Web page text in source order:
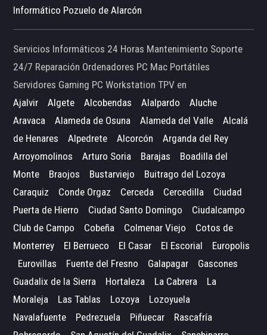
Informático Pozuelo de Alarcón
Servicios Informáticos 24 Horas Mantenimiento Soporte
24/7 Reparación Ordenadores PC Mac Portátiles
Servidores Gaming PC Workstation TPV en
Ajalvir
Algete Alcobendas Alalpardo
Aluche
Aravaca
Alameda de Osuna Alameda del Valle
Alcalá
de Henares
Alpedrete Alcorcón
Arganda del Rey
Arroyomolinos
Arturo Soria Barajas
Boadilla del
Monte
Braojos Bustarviejo
Buitrago del Lozoya
Caraquiz
Conde Orgaz Cerceda Cercedilla
Ciudad
Puerta de Hierro
Ciudad Santo Domingo
Ciudalcampo
Club de Campo
Cobeña Colmenar Viejo
Cotos de
Monterrey
El Berrueco El Casar El Escorial
Europolis
Eurovillas
Fuente del Fresno Galapagar
Gascones
Guadalix de la Sierra
Hortaleza La Cabrera
La
Moraleja
Las Tablas Lozoya
Lozoyuela
Navalafuente
Pedrezuela Piñuecar
Rascafría